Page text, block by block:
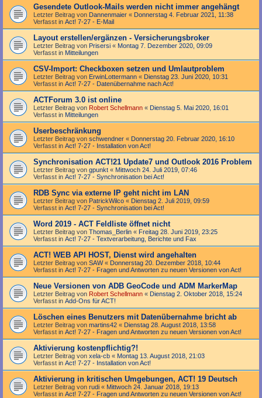
Gesendete Outlook-Mails werden nicht immer angehängt
Letzter Beitrag von Dannenmaier « Donnerstag 4. Februar 2021, 11:38
Verfasst in Act! 7-27 - E-Mail
Layout erstellen/ergänzen - Versicherungsbroker
Letzter Beitrag von Prisersi « Montag 7. Dezember 2020, 09:09
Verfasst in Mitteilungen
CSV-Import: Checkboxen setzen und Umlautproblem
Letzter Beitrag von ErwinLottermann « Dienstag 23. Juni 2020, 10:31
Verfasst in Act! 7-27 - Datenübernahme nach Act!
ACTForum 3.0 ist online
Letzter Beitrag von Robert Schellmann « Dienstag 5. Mai 2020, 16:01
Verfasst in Mitteilungen
Userbeschränkung
Letzter Beitrag von schwendner « Donnerstag 20. Februar 2020, 16:10
Verfasst in Act! 7-27 - Installation von Act!
Synchronisation ACT!21 Update7 und Outlook 2016 Problem
Letzter Beitrag von gpunkt « Mittwoch 24. Juli 2019, 07:46
Verfasst in Act! 7-27 - Synchronisation bei Act!
RDB Sync via externe IP geht nicht im LAN
Letzter Beitrag von PatrickWilco « Dienstag 2. Juli 2019, 09:59
Verfasst in Act! 7-27 - Synchronisation bei Act!
Word 2019 - ACT Feldliste öffnet nicht
Letzter Beitrag von Thomas_Berlin « Freitag 28. Juni 2019, 23:25
Verfasst in Act! 7-27 - Text­­ver­arbei­tung, Berichte und Fax
ACT! WEB API HOST, Dienst wird angehalten
Letzter Beitrag von SAW« Donnerstag 20. Dezember 2018, 10:44
Verfasst in Act! 7-27 - Fragen und Antworten zu neuen Versionen von Act!
Neue Versionen von ADB GeoCode und ADM MarkerMap
Letzter Beitrag von Robert Schellmann « Dienstag 2. Oktober 2018, 15:24
Verfasst in Add-Ons für ACT!
Löschen eines Benutzers mit Datenübernahme bricht ab
Letzter Beitrag von martins42 « Dienstag 28. August 2018, 13:58
Verfasst in Act! 7-27 - Fragen und Antworten zu neuen Versionen von Act!
Aktivierung kostenpflichtig?!
Letzter Beitrag von xela-cb « Montag 13. August 2018, 21:03
Verfasst in Act! 7-27 - Installation von Act!
Aktivierung in kritischen Umgebungen, ACT! 19 Deutsch
Letzter Beitrag von rudi « Mittwoch 24. Januar 2018, 19:13
Verfasst in Act! 7-27 - Fragen und Antworten zu neuen Versionen von Act!